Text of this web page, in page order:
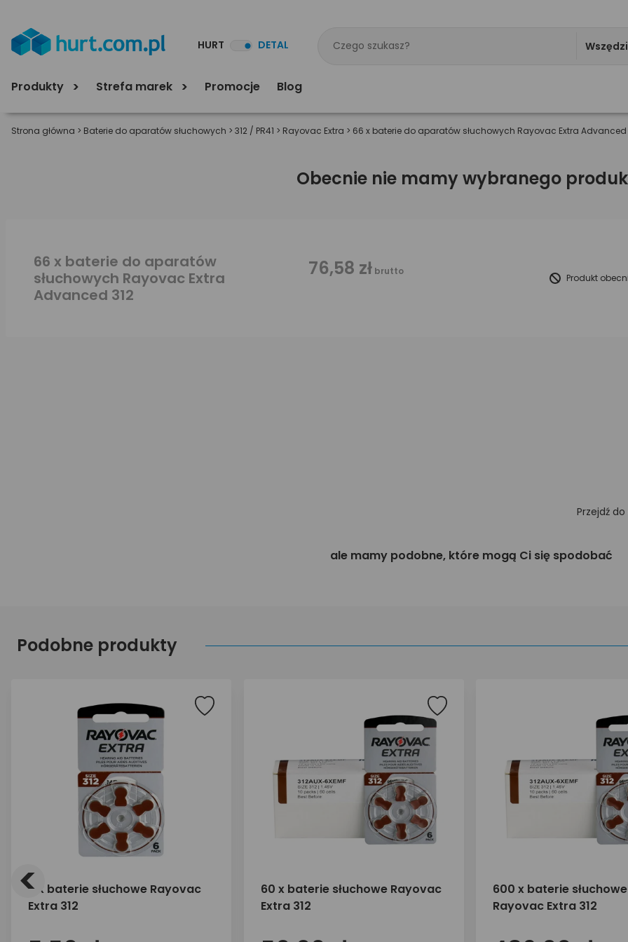
HURT DETAL
Produkty Strefa marek Promocje Blog
Strona główna > Baterie do aparatów słuchowych > 312 / PR41 > Rayovac Extra > 66 x baterie do aparatów słuchowych Rayovac Extra Advanced
Obecnie nie mamy wybranego
66 x baterie do aparatów
słuchowych Rayovac Extra
Advanced 312
76,58 zł brutto
Produkt
Przejdź do
ale mamy podobne, które mogą Ci się spodobać
Podobne produkty
6 x baterie słuchowe Rayovac
Extra 312
60 x baterie słuchowe Rayovac
Extra 312
600 x baterie słuchowe
Rayovac Extra 312
<